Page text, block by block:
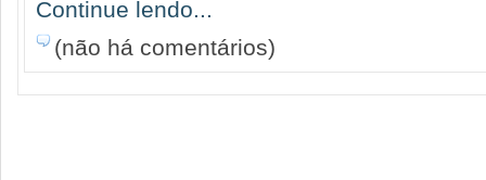
Continue lendo...
(não há comentários)